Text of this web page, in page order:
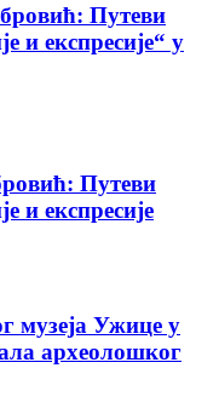
Путеви
и експресије“ у
Путеви
и експресије
музеја Ужице у
археолошког